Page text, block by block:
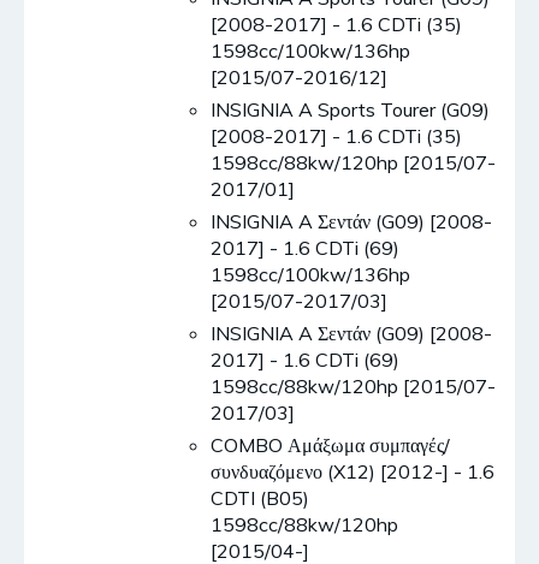
[2008-2017] - 1.6 CDTi (35)
1598cc/100kw/136hp
[2015/07-2016/12]
INSIGNIA A Sports Tourer (G09)
[2008-2017] - 1.6 CDTi (35)
1598cc/88kw/120hp [2015/07-
2017/01]
INSIGNIA A Σεντάν (G09) [2008-
2017] - 1.6 CDTi (69)
1598cc/100kw/136hp
[2015/07-2017/03]
INSIGNIA A Σεντάν (G09) [2008-
2017] - 1.6 CDTi (69)
1598cc/88kw/120hp [2015/07-
2017/03]
COMBO Αμάξωμα συμπαγές/
συνδυαζόμενο (X12) [2012-] - 1.6
CDTI (B05)
1598cc/88kw/120hp
[2015/04-]